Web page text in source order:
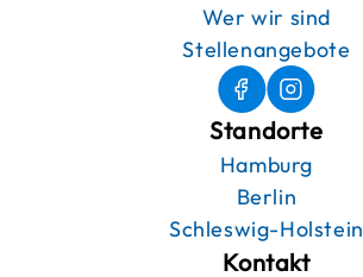
Wer wir sind
Stellenangebote
Standorte
Hamburg
Berlin
Schleswig-Holstein
Kontakt